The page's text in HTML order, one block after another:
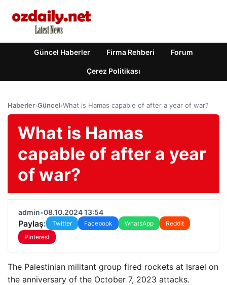
Güncel Haberler Firma Rehberi Forum
Çerez Politikası
Haberler›Güncel›What is Hamas capable of after a year of war?
What is Hamas
capable of after a year
of war?
admin•08.10.2024 13:54
Paylaş: Twitter Facebook WhatsApp
Reddit
Pinterest
The Palestinian militant group fired rockets at Israel on
the anniversary of the October 7, 2023 attacks.